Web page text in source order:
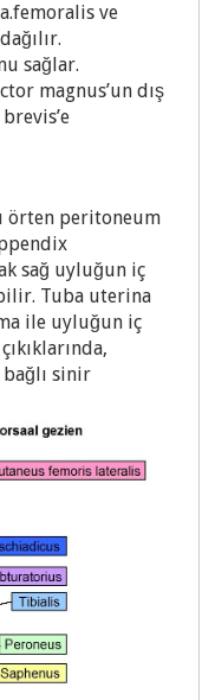
ve
sağlar.
magnus’un dış
örten peritoneum
sağ uyluğun iç
Tuba uterina
ile uyluğun iç
bağlı sinir